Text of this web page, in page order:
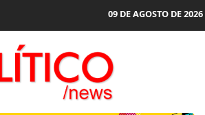
09 DE AGOSTO DE 2026